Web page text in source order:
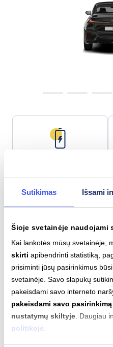
Sutikimas Išsami
Šioje svetainėje naudojami
Kai lankotės mūsų svetainėje,
skirti apibendrinti statistiką,
prisiminti jūsų pasirinkimus
svetainėje. Savo slapukų
pakeisdami savo interneto
pakeisdami savo
nustatymų skiltyje. Daugiau
politikoje.
Lėtas įkrovimas (AC)
Type 2
11kW
Variklio galia